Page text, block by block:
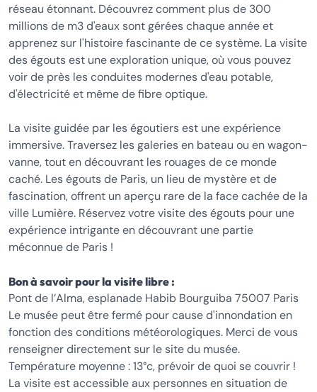
réseau étonnant. Découvrez comment plus de 300
millions de m3 d'eaux sont gérées chaque année et
apprenez sur l'histoire fascinante de ce système. La visite
des égouts est une exploration unique, où vous pouvez
voir de près les conduites modernes d'eau potable,
d'électricité et même de fibre optique.
La visite guidée par les égoutiers est une expérience
immersive. Traversez les galeries en bateau ou en wagon-
vanne, tout en découvrant les rouages de ce monde
caché. Les égouts de Paris, un lieu de mystère et de
fascination, offrent un aperçu rare de la face cachée de la
ville Lumière. Réservez votre visite des égouts pour une
expérience intrigante en découvrant une partie
méconnue de Paris !
Bon à savoir pour la visite libre :
Pont de l’Alma, esplanade Habib Bourguiba 75007 Paris
Le musée peut être fermé pour cause d'innondation en
fonction des conditions météorologiques. Merci de vous
renseigner directement sur le site du musée.
Température moyenne : 13°c, prévoir de quoi se couvrir !
La visite est accessible aux personnes en situation de